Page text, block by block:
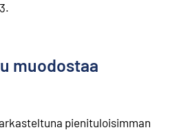
muodostaa
pienituloisimman